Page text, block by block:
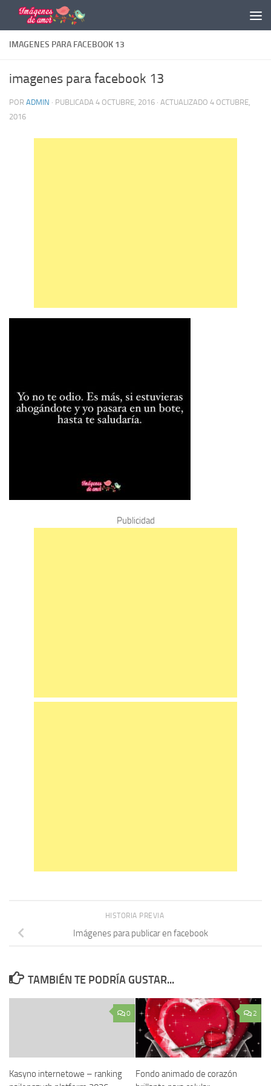
Saltar al contenido
IMAGENES PARA FACEBOOK 13
imagenes para facebook 13
POR ADMIN · PUBLICADA 4 OCTUBRE, 2016 · ACTUALIZADO 4 OCTUBRE,
2016
Publicidad
HISTORIA PREVIA
Imágenes para publicar en facebook
TAMBIÉN TE PODRÍA GUSTAR...
0
Kasyno internetowe – ranking
2
Fondo animado de corazón